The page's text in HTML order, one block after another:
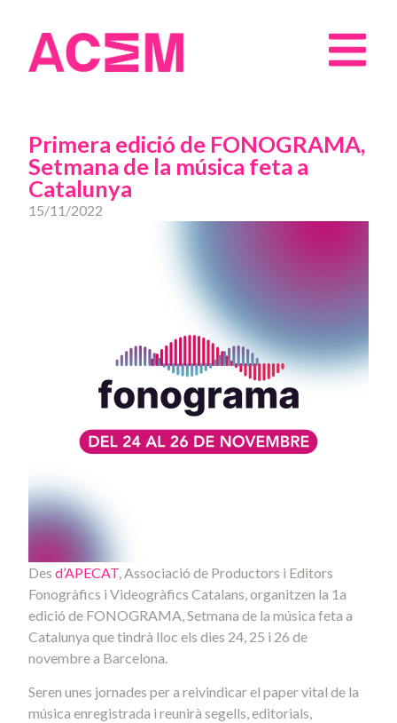
Primera edició de FONOGRAMA,
Setmana de la música feta a
Catalunya
15/11/2022
Des d’APECAT, Associació de Productors i Editors
Fonogràfics i Videogràfics Catalans, organitzen la 1a
edició de FONOGRAMA, Setmana de la música feta a
Catalunya que tindrà lloc els dies 24, 25 i 26 de
novembre a Barcelona.
Seren unes jornades per a reivindicar el paper vital de la
música enregistrada i reunirà segells, editorials,